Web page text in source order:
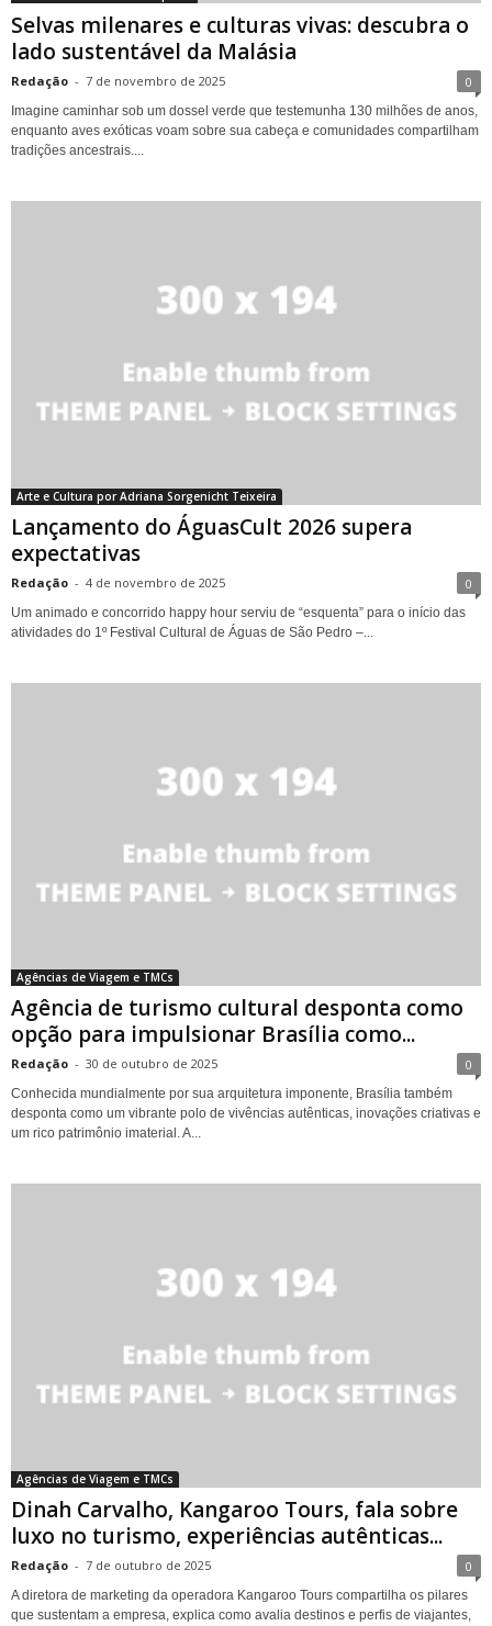
Selvas milenares e culturas vivas: descubra o
lado sustentável da Malásia
Redação - 7 de novembro de 2025 0
Imagine caminhar sob um dossel verde que testemunha 130 milhões de anos,
enquanto aves exóticas voam sobre sua cabeça e comunidades compartilham
tradições ancestrais....
Arte e Cultura por Adriana Sorgenicht Teixeira
Lançamento do ÁguasCult 2026 supera
expectativas
Redação - 4 de novembro de 2025 0
Um animado e concorrido happy hour serviu de “esquenta” para o início das
atividades do 1º Festival Cultural de Águas de São Pedro –...
Agências de Viagem e TMCs
Agência de turismo cultural desponta como
opção para impulsionar Brasília como...
Redação - 30 de outubro de 2025 0
Conhecida mundialmente por sua arquitetura imponente, Brasília também
desponta como um vibrante polo de vivências autênticas, inovações criativas e
um rico patrimônio imaterial. A...
Agências de Viagem e TMCs
Dinah Carvalho, Kangaroo Tours, fala sobre
luxo no turismo, experiências autênticas...
Redação - 7 de outubro de 2025 0
A diretora de marketing da operadora Kangaroo Tours compartilha os pilares
que sustentam a empresa, explica como avalia destinos e perfis de viajantes,